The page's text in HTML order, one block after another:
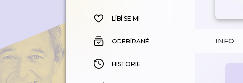
HISTORIE
LÍBÍ SE MI
ODEBÍRANÉ
HISTORIE
INFO